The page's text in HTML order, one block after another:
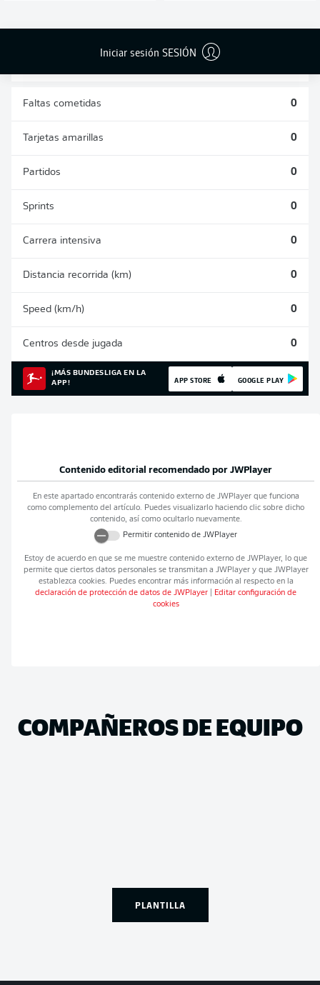
Iniciar sesión SESIÓN
DIVIDIDOS
0
AÉREOS
0
Faltas cometidas 0
Tarjetas amarillas 0
Partidos 0
Sprints 0
Carrera intensiva 0
Distancia recorrida (km) 0
Speed (km/h) 0
Centros desde jugada 0
¡MÁS BUNDESLIGA EN LA
APP!
APP STORE GOOGLE PLAY
Contenido editorial recomendado por JWPlayer
En este apartado encontrarás contenido externo de JWPlayerque funciona
como complemento del artículo. Puedes visualizarlo haciendo clic sobre dicho
contenido, así como ocultarlo nuevamente.
Permitir contenido de JWPlayer
Estoy de acuerdo en que se me muestre contenido externo de JWPlayer, lo que
permite que ciertos datos personales se transmitan a JWPlayery que JWPlayer
establezca cookies. Puedes encontrar más información al respecto en la
declaración de protección de datos de JWPlayer
Editar configuración de
cookies
COMPAÑEROS DE EQUIPO
PLANTILLA